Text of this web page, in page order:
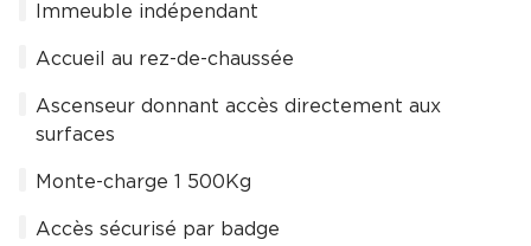
Immeuble indépendant
Accueil au rez-de-chaussée
Ascenseur donnant accès directement aux
surfaces
Monte-charge 1 500Kg
Accès sécurisé par badge